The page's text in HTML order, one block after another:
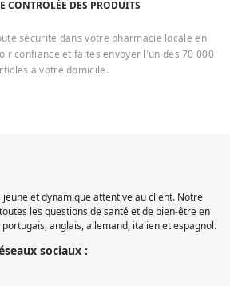
CONTROLÉE DES PRODUITS
sécurité dans votre pharmacie locale en
confiance et faites envoyer l'un des 70 000
à votre domicile.
et dynamique attentive au client. Notre
les questions de santé et de bien-être en
anglais, allemand, italien et espagnol.
sociaux :